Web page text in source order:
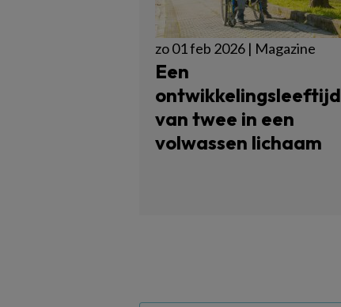
zo 01 feb 2026 | Magazine
Een
ontwikkelingsleeftijd
van twee in een
volwassen lichaam